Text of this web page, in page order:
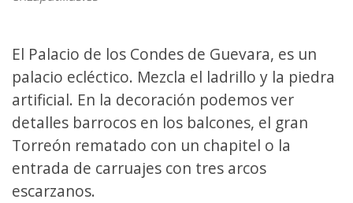
El Palacio de los Condes de Guevara, es un
palacio ecléctico. Mezcla el ladrillo y la piedra
artificial. En la decoración podemos ver
detalles barrocos en los balcones, el gran
Torreón rematado con un chapitel o la
entrada de carruajes con tres arcos
escarzanos.